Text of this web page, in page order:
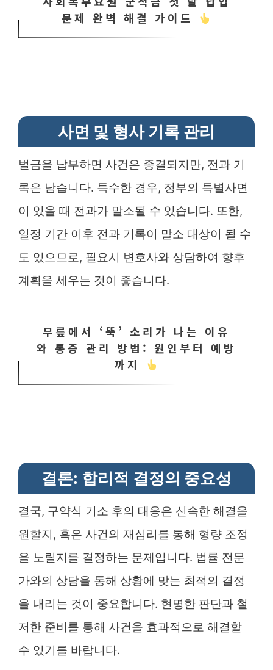
문제 완벽 해결 가이드
사면 및 형사 기록 관리
벌금을 납부하면 사건은 종결되지만, 전과 기
록은 남습니다. 특수한 경우, 정부의 특별사면
이 있을 때 전과가 말소될 수 있습니다. 또한,
일정 기간 이후 전과 기록이 말소 대상이 될 수
도 있으므로, 필요시 변호사와 상담하여 향후
계획을 세우는 것이 좋습니다.
무릎에서 ‘뚝’ 소리가 나는 이유
와 통증 관리 방법: 원인부터 예방
까지
결론: 합리적 결정의 중요성
결국, 구약식 기소 후의 대응은 신속한 해결을
원할지, 혹은 사건의 재심리를 통해 형량 조정
을 노릴지를 결정하는 문제입니다. 법률 전문
가와의 상담을 통해 상황에 맞는 최적의 결정
을 내리는 것이 중요합니다. 현명한 판단과 철
저한 준비를 통해 사건을 효과적으로 해결할
수 있기를 바랍니다.